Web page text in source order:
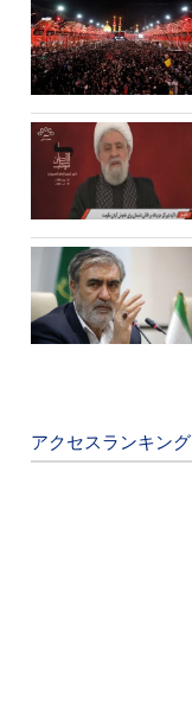
アクセスランキング